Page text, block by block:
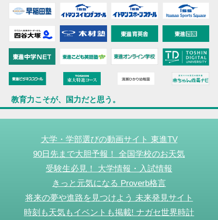
教育力こそが、国力だと思う。
大学・学部選びの動画サイト 東進TV
90日先まで大胆予報！ 全国学校のお天気
受験生必見！ 大学情報・入試情報
きっと元気になる Proverb格言
将来の夢や進路を見つけよう 未来発見サイト
時刻も天気もイベントも掲載! ナガセ世界時計